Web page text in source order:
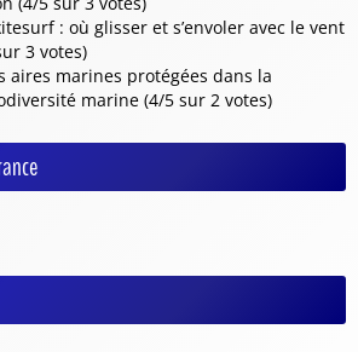
: où glisser et s’envoler avec le vent
3 votes)
aires marines protégées dans la
marine (4/5 sur 2 votes)